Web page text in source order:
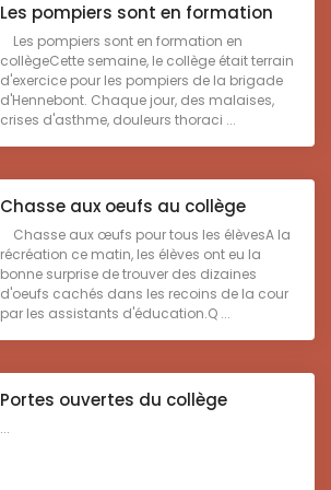
Les pompiers sont en formation
Les pompiers sont en formation en
collègeCette semaine, le collège était terrain
d'exercice pour les pompiers de la brigade
d'Hennebont. Chaque jour, des malaises,
crises d'asthme, douleurs thoraci ...
Chasse aux oeufs au collège
Chasse aux œufs pour tous les élèvesA la
récréation ce matin, les élèves ont eu la
bonne surprise de trouver des dizaines
d'oeufs cachés dans les recoins de la cour
par les assistants d'éducation.Q ...
Portes ouvertes du collège
...